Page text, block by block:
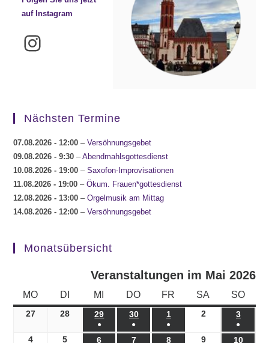
auf Instagram
Instagram
Nächsten Termine
07.08.2026 - 12:00 –Versöhnungsgebet
09.08.2026 - 9:30 –Abendmahlsgottesdienst
10.08.2026 - 19:00 –Saxofon-Improvisationen
11.08.2026 - 19:00 –Ökum. Frauen*gottesdienst
12.08.2026 - 13:00 –Orgelmusik am Mittag
14.08.2026 - 12:00 –Versöhnungsgebet
Monatsübersicht
Veranstaltungen im Mai 2026
MO MONTAG
DI DIENSTAG
MI MITTWOCH
DO DONNERSTAG
FR FREITAG
SA SAMSTAG
SO
27 27.04.2026
28 28.04.2026
29 29.04.2026
●
(1
3030.04.2026
●
(1
101.05.2026
●
(1
202.05.2026
3
●
(1
4 04.05.2026
5 05.05.2026
6 06.05.2026
707.05.2026
808.05.2026
909.05.2026
10